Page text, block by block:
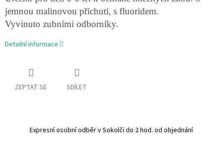
jemnou malinovou příchutí, s fluoridem.
Vyvinuto zubními odborníky.
Detailní informace
ZEPTAT SE SDÍLET
Expresní osobní odběr v Sokolči do 2 hod. od objednání